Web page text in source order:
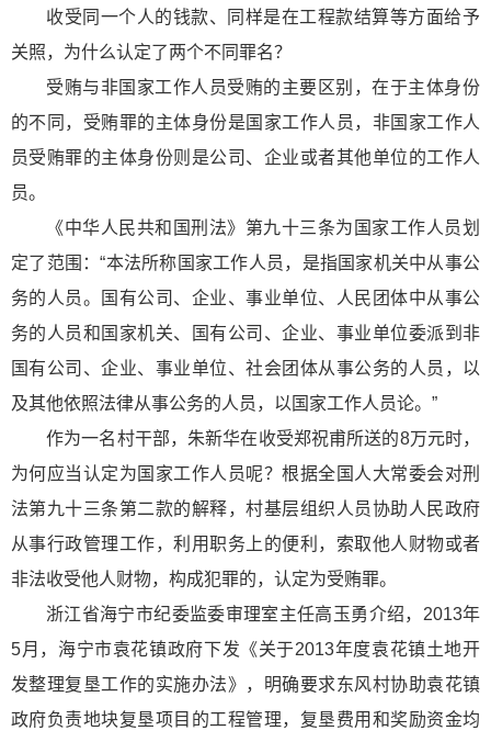
收受同一个人的钱款、同样是在工程款结算等方面给予
关照，为什么认定了两个不同罪名？
受贿与非国家工作人员受贿的主要区别，在于主体身份
的不同，受贿罪的主体身份是国家工作人员，非国家工作人
员受贿罪的主体身份则是公司、企业或者其他单位的工作人
员。
《中华人民共和 国刑法》第九十三条为国家工作人员划
定了范围：“本法所称国家工作人员，是指国家机关中从事公
务的人员。国有公司、企业、事业单位、人民团体中从事公
务的人员和国家机关、国有公司、企业、事业单位委派到非
国有公司、企业、事业单位、社会团体从事公务的人员，以
及其他依照法律从事公务的人员，以国家工作人员论。”
作为一名村干部，朱新华在收受郑祝甫所送的8万元时，
为何应当认定为国家工作人员呢？根据全国人大常委会对刑
法第九十三条第二款的解释，村基层组织人员协助人民政府
从事行政管理工作，利用职务上的便利，索取他人财物或者
非法收受他人财物，构成犯罪的，认定为受贿罪。
浙江省海宁市纪委监委审理室主任高玉勇介绍，2013年
5月，海宁市袁花镇政府下发《关于2013年度袁花镇土地开
发整理复垦工作的实施办法》，明确要求东风村协助袁花镇
政府负责地块复垦项目的工程管理，复垦费用和奖励资金均